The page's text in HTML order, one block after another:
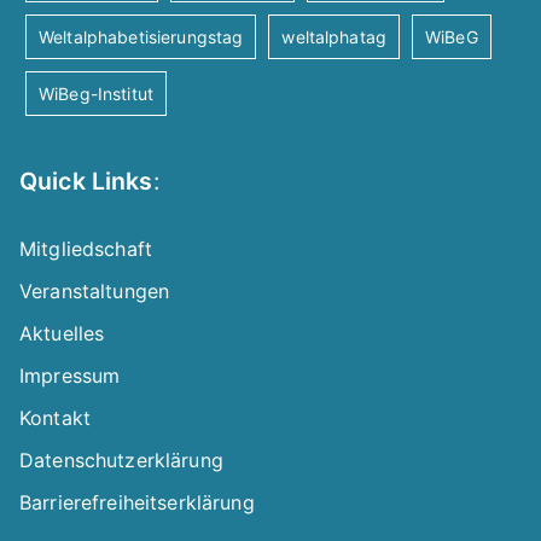
Weltalphabetisierungstag weltalphatag WiBeG
WiBeg-Institut
Quick Links:
Mitgliedschaft
Veranstaltungen
Aktuelles
Impressum
Kontakt
Datenschutzerklärung
Barrierefreiheitserklärung